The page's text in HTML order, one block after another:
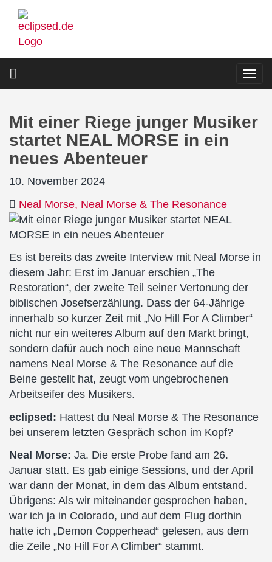
Direkt
zum
Inhalt
Mit einer Riege junger Musiker
startet NEAL MORSE in ein
neues Abenteuer
10. November 2024
Neal Morse Neal Morse & The Resonance
Es ist bereits das zweite Interview mit Neal Morse in
diesem Jahr: Erst im Januar erschien „The
Restoration“, der zweite Teil seiner Vertonung der
biblischen Josefserzählung. Dass der 64-Jährige
innerhalb so kurzer Zeit mit „No Hill For A Climber“
nicht nur ein weiteres Album auf den Markt bringt,
sondern dafür auch noch eine neue Mannschaft
namens Neal Morse & The Resonance auf die
Beine gestellt hat, zeugt vom ungebrochenen
Arbeitseifer des Musikers.
eclipsed: Hattest du Neal Morse & The Resonance
bei unserem letzten Gespräch schon im Kopf?
Neal Morse: Ja. Die erste Probe fand am 26.
Januar statt. Es gab einige Sessions, und der April
war dann der Monat, in dem das Album entstand.
Übrigens: Als wir miteinander gesprochen haben,
war ich ja in Colorado, und auf dem Flug dorthin
hatte ich „Demon Copperhead“ gelesen, aus dem
die Zeile „No Hill For A Climber“ stammt.